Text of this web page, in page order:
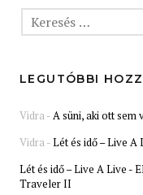
LEGUTÓBBI
Vidra-A süni, aki ott sem
Vidra-Lét és idő – Live A
Lét és idő – Live A Live -
Traveler II